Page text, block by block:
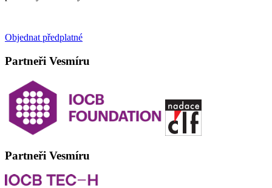
Objednat předplatné
Partneři Vesmíru
Partneři Vesmíru